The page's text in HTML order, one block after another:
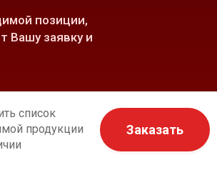
позиции,
Вашу заявку и
список
продукции
Заказать